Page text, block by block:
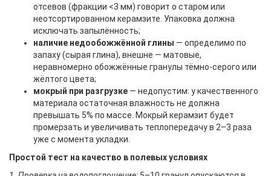
отсевов (фракции <3 мм) говорит о старом или
неотсортированном керамзите. Упаковка должна
исключать запылённость;
наличие недообожжённой глины — определимо по
запаху (сырая глина), внешне — матовые,
неравномерно обожжённые гранулы тёмно-серого или
жёлтого цвета;
мокрый при разгрузке — недопустим: у качественного
материала остаточная влажность не должна
превышать 5% по массе. Мокрый керамзит будет
промерзать и увеличивать теплопередачу в 2–3 раза
уже с момента укладки.
Простой тест на качество в полевых условиях